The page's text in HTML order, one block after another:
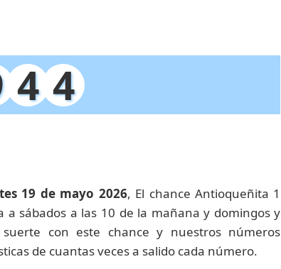
4 4
19 de mayo 2026, El chance Antioqueñita 1
sábados a las 10 de la mañana y domingos y
con este chance y nuestros números
de cuantas veces a salido cada número.